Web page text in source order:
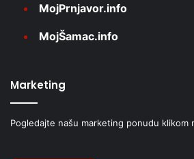
MojPrnjavor.info
MojŠamac.info
Marketing
Pogledajte našu marketing ponudu klikom